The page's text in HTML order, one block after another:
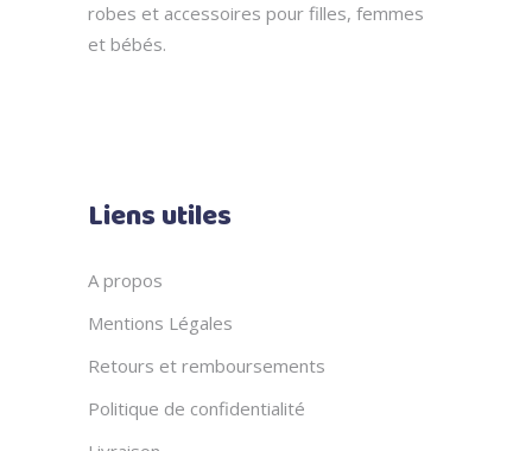
robes et accessoires pour filles, femmes
et bébés.
Liens utiles
A propos
Mentions Légales
Retours et remboursements
Politique de confidentialité